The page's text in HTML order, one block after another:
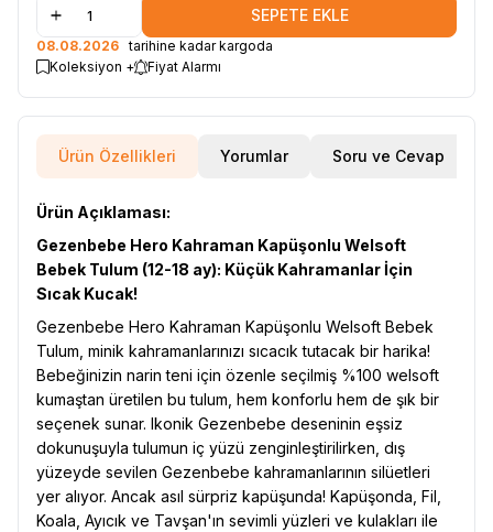
SEPETE EKLE
08.08.2026 tarihine kadar kargoda
Koleksiyon +
Fiyat Alarmı
Ürün Özellikleri Yorumlar Soru ve Cevap
Ürün Açıklaması:
Gezenbebe Hero Kahraman Kapüşonlu Welsoft
Bebek Tulum (12-18 ay): Küçük Kahramanlar İçin
Sıcak Kucak!
Gezenbebe Hero Kahraman Kapüşonlu Welsoft Bebek
Tulum, minik kahramanlarınızı sıcacık tutacak bir harika!
Bebeğinizin narin teni için özenle seçilmiş %100 welsoft
kumaştan üretilen bu tulum, hem konforlu hem de şık bir
seçenek sunar. Ikonik Gezenbebe deseninin eşsiz
dokunuşuyla tulumun iç yüzü zenginleştirilirken, dış
yüzeyde sevilen Gezenbebe kahramanlarının silüetleri
yer alıyor. Ancak asıl sürpriz kapüşunda! Kapüşonda, Fil,
Koala, Ayıcık ve Tavşan'ın sevimli yüzleri ve kulakları ile